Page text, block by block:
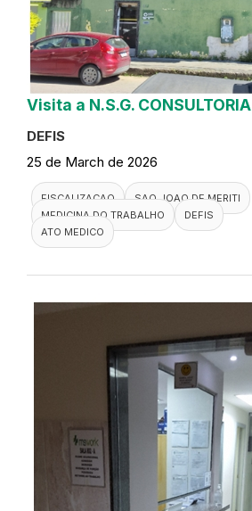
Visita a N.S.G. CONSULTORIA
DEFIS
25 de March de 2026
FISCALIZACAO
SAO JOAO DE MERITI
MEDICINA DO TRABALHO
DEFIS
ATO MEDICO